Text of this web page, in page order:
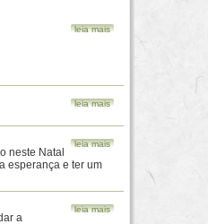
leia mais
leia mais
leia mais
neste Natal
esperança e ter um
leia mais
a